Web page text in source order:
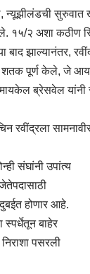
न्यूझीलंडची
२ अशा कठीण
बाद झाल्यानंतर,
पूर्ण केले, जे
ब्रेसवेल
रवींद्रला
संघांनी उपांत्य
होणार आहे.
बाहेर
पसरली